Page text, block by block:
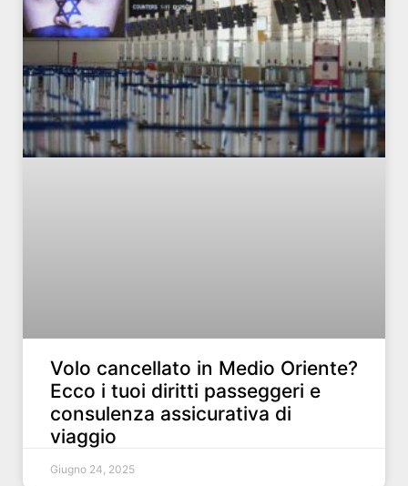
Volo cancellato in Medio Oriente?
Ecco i tuoi diritti passeggeri e
consulenza assicurativa di
viaggio
Giugno 24, 2025